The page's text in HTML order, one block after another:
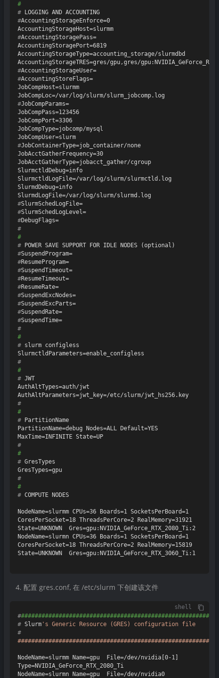
#
# LOGGING AND ACCOUNTING
#AccountingStorageEnforce=0
#AccountingStoragePass=
AccountingStoragePort=6819
AccountingStorageType=accounting_storage/slurmdbd
#AccountingStorageUser=
#AccountingStoreFlags=
JobCompHost=slurmm
#JobCompParams=
JobCompPass=123456
JobCompPort=3306
JobCompType=jobcomp/mysql
#JobContainerType=job_container/none
JobAcctGatherFrequency=30
JobAcctGatherType=jobacct_gather/cgroup
SlurmctldDebug=info
SlurmctldLogFile=/var/log/slurm/slurmctld.log
SlurmdDebug=info
#SlurmSchedLogFile=
#SlurmSchedLogLevel=
#DebugFlags=
#
#
# POWER SAVE SUPPORT FOR IDLE NODES (optional)
#SuspendProgram=
#ResumeProgram=
#SuspendTimeout=
#ResumeTimeout=
#ResumeRate=
#SuspendExcNodes=
#SuspendExcParts=
#SuspendRate=
#SuspendTime=
#
#
# slurm configless
#
#
# JWT
AuthAltTypes=auth/jwt
#
#
# PartitionName
PartitionName=debug Nodes=ALL Default=YES
#
#
# GresTypes
#
#
# COMPUTE NODES
NodeName=slurmm CPUs=36 Boards=1 SocketsPerBoard=1
CoresPerSocket=18 ThreadsPerCore=2 RealMemory=31921
State=UNKNOWN  Gres=gpu:NVIDIA_GeForce_RTX_2080_Ti:2
NodeName=slurmn CPUs=36 Boards=1 SocketsPerBoard=1
CoresPerSocket=18 ThreadsPerCore=2 RealMemory=15819
State=UNKNOWN  Gres=gpu:NVIDIA_GeForce_RTX_3060_Ti:1
配置 gres.conf, 在 /etc/slurm 下创建该文件
shell
#
# Slurm 's Generic Resource (GRES) configuration file
#
NodeName=slurmm Name=gpu  File=/dev/nvidia[0-1]
Type=NVIDIA_GeForce_RTX_2080_Ti
NodeName=slurmn Name=gpu  File=/dev/nvidia0